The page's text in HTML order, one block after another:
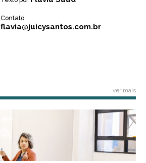
Contato
flavia@juicysantos.com.br
ver mais